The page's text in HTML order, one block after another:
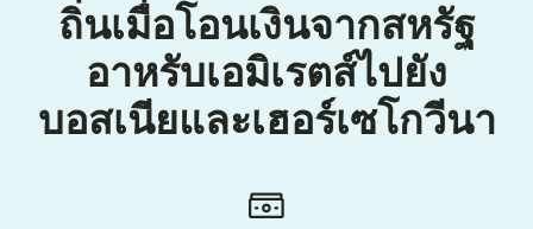
ถิ่นเมื่อโอนเงินจากสหรัฐ
อาหรับเอมิเรตส์ไปยัง
บอสเนียและเฮอร์เซโกวีนา